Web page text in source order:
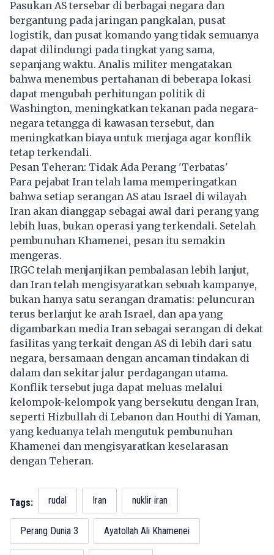
Pasukan AS tersebar di berbagai negara dan
bergantung pada jaringan pangkalan, pusat
logistik, dan pusat komando yang tidak semuanya
dapat dilindungi pada tingkat yang sama,
sepanjang waktu. Analis militer mengatakan
bahwa menembus pertahanan di beberapa lokasi
dapat mengubah perhitungan politik di
Washington, meningkatkan tekanan pada negara-
negara tetangga di kawasan tersebut, dan
meningkatkan biaya untuk menjaga agar konflik
tetap terkendali.
Pesan Teheran: Tidak Ada Perang 'Terbatas'
Para pejabat Iran telah lama memperingatkan
bahwa setiap serangan AS atau Israel di wilayah
Iran akan dianggap sebagai awal dari perang yang
lebih luas, bukan operasi yang terkendali. Setelah
pembunuhan Khamenei, pesan itu semakin
mengeras.
IRGC telah menjanjikan pembalasan lebih lanjut,
dan Iran telah mengisyaratkan sebuah kampanye,
bukan hanya satu serangan dramatis: peluncuran
terus berlanjut ke arah Israel, dan apa yang
digambarkan media Iran sebagai serangan di dekat
fasilitas yang terkait dengan AS di lebih dari satu
negara, bersamaan dengan ancaman tindakan di
dalam dan sekitar jalur perdagangan utama.
Konflik tersebut juga dapat meluas melalui
kelompok-kelompok yang bersekutu dengan Iran,
seperti Hizbullah di Lebanon dan Houthi di Yaman,
yang keduanya telah mengutuk pembunuhan
Khamenei dan mengisyaratkan keselarasan
dengan Teheran.
Tags: rudal Iran nuklir iran
Perang Dunia 3 Ayatollah Ali Khamenei